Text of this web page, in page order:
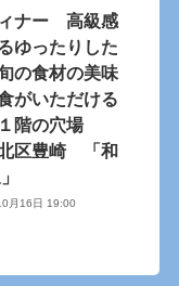
ナー 高級感
ゆったりした
の食材の美味
がいただける
階の穴場
区豊崎 「和
月16日 19:00